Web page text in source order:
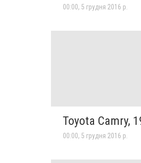
00:00, 5 грудня 2016 р.
Toyota Camry,
00:00, 5 грудня 2016 р.